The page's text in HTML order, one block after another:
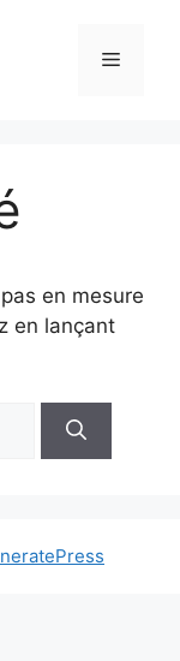
Menu
en mesure
en lançant